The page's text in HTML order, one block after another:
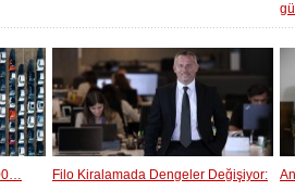
Filo Kiralamada Dengeler Değişiyor: